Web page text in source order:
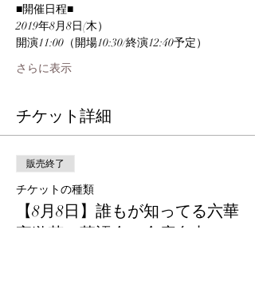
■開催日程■
2019年8月8日(木）
開演11:00（開場10:30/終演12:40予定）
さらに表示
チケット詳細
販売終了
チケットの種類
【8月8日】誰もが知ってる六華
亭遊花の落語会［全席自由］